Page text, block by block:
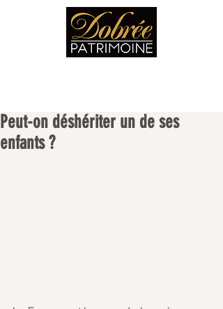
Peut-on déshériter un de ses
enfants ?